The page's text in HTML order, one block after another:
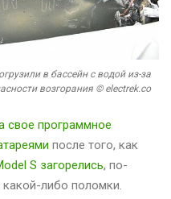
в бассейн с водой из-за
возгорания © electrek.co
свое программное
после того, как
S загорелись, по-
либо поломки.